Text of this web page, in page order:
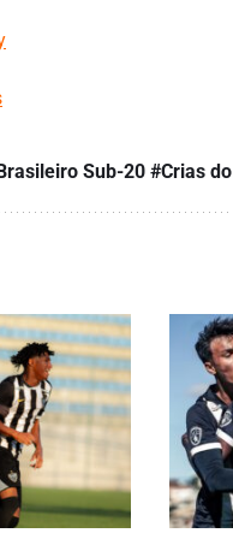
Sub-20 #Crias